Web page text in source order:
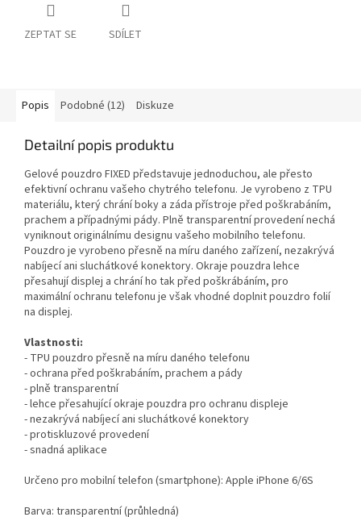
ZEPTAT SE SDÍLET
Popis Podobné (12) Diskuze
Detailní popis produktu
Gelové pouzdro FIXED představuje jednoduchou, ale přesto
efektivní ochranu vašeho chytrého telefonu. Je vyrobeno z TPU
materiálu, který chrání boky a záda přístroje před poškrabáním,
prachem a případnými pády. Plně transparentní provedení nechá
vyniknout originálnímu designu vašeho mobilního telefonu.
Pouzdro je vyrobeno přesně na míru daného zařízení, nezakrývá
nabíjecí ani sluchátkové konektory. Okraje pouzdra lehce
přesahují displej a chrání ho tak před poškrábáním, pro
maximální ochranu telefonu je však vhodné doplnit pouzdro folií
na displej.
Vlastnosti:
- TPU pouzdro přesně na míru daného telefonu
- ochrana před poškrabáním, prachem a pády
- plně transparentní
- lehce přesahující okraje pouzdra pro ochranu displeje
- nezakrývá nabíjecí ani sluchátkové konektory
- protiskluzové provedení
- snadná aplikace
Určeno pro mobilní telefon (smartphone): Apple iPhone 6/6S
Barva: transparentní (průhledná)